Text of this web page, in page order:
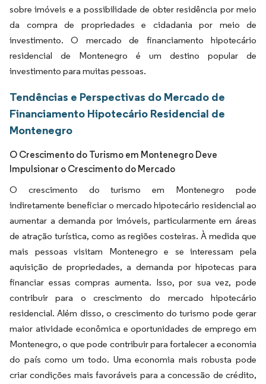
sobre imóveis e a possibilidade de obter residência por meio
da compra de propriedades e cidadania por meio de
investimento. O mercado de financiamento hipotecário
residencial de Montenegro é um destino popular de
investimento para muitas pessoas.
Tendências e Perspectivas do Mercado de
Financiamento Hipotecário Residencial de
Montenegro
O Crescimento do Turismo em Montenegro Deve
Impulsionar o Crescimento do Mercado
O crescimento do turismo em Montenegro pode
indiretamente beneficiar o mercado hipotecário residencial ao
aumentar a demanda por imóveis, particularmente em áreas
de atração turística, como as regiões costeiras. À medida que
mais pessoas visitam Montenegro e se interessam pela
aquisição de propriedades, a demanda por hipotecas para
financiar essas compras aumenta. Isso, por sua vez, pode
contribuir para o crescimento do mercado hipotecário
residencial. Além disso, o crescimento do turismo pode gerar
maior atividade econômica e oportunidades de emprego em
Montenegro, o que pode contribuir para fortalecer a economia
do país como um todo. Uma economia mais robusta pode
criar condições mais favoráveis para a concessão de crédito,